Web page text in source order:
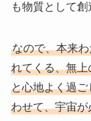
も物質として創
なので、本来
れてくる、無
と心地よく過
わせて、宇宙